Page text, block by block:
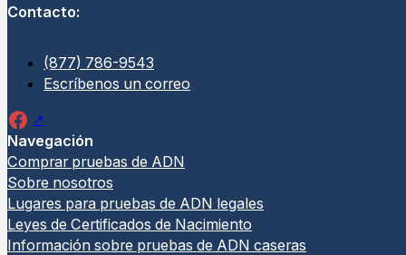
Prueba de ADN legal entre
hermanos
(4 Reseñas)
Contacto:
(877) 786-9543
Escríbenos un correo
Navegación
Comprar pruebas de ADN
Sobre nosotros
Lugares para pruebas de ADN legales
Leyes de Certificados de Nacimiento
Información sobre pruebas de ADN caseras